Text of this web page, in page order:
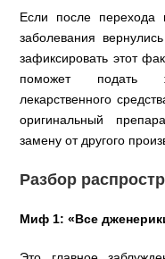
Если после перехода
заболевания
зафиксировать этот
поможет подать
лекарственного
оригинальный
замену от другого
Разбор
Миф 1: «Все